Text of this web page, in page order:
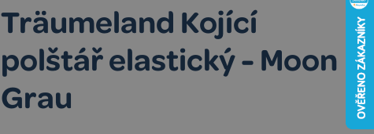
Träumeland Kojící
polštář elastický - Moon
Grau